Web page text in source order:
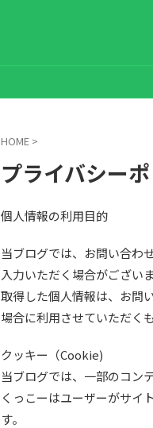
HOME >
プライバシー
個人情報の利用目的
当ブログでは、お問い合わ
入力いただく場合がございま
取得した個人情報は、お問
場合に利用させていただく
クッキー（Cookie)
当ブログでは、一部のコン
くっこーはユーザーがサイ
す。